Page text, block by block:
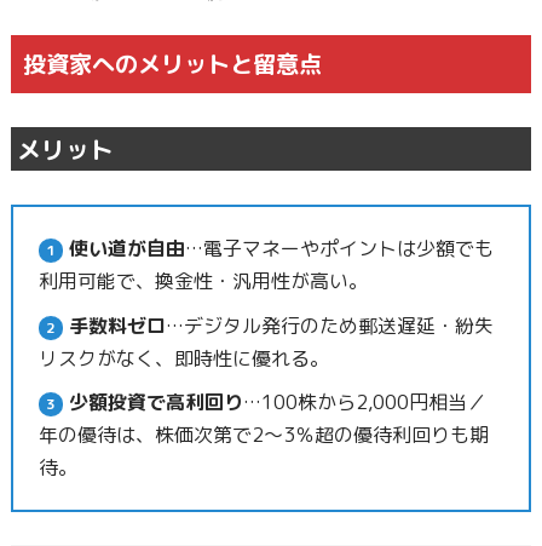
投資家へのメリットと留意点
メリット
使い道が自由…電子マネーやポイントは少額でも
利用可能で、換金性・汎用性が高い。
手数料ゼロ…デジタル発行のため郵送遅延・紛失
リスクがなく、即時性に優れる。
少額投資で高利回り…100株から2,000円相当／
年の優待は、株価次第で2～3％超の優待利回りも期
待。